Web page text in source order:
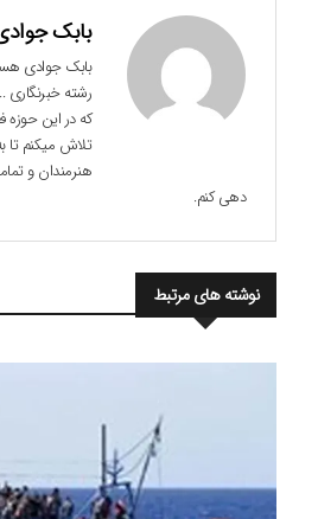
بابک
که در این حوزه
تلاش میکنم تا
هنرمندان و
دهی کنم.
نوشته های مرتبط